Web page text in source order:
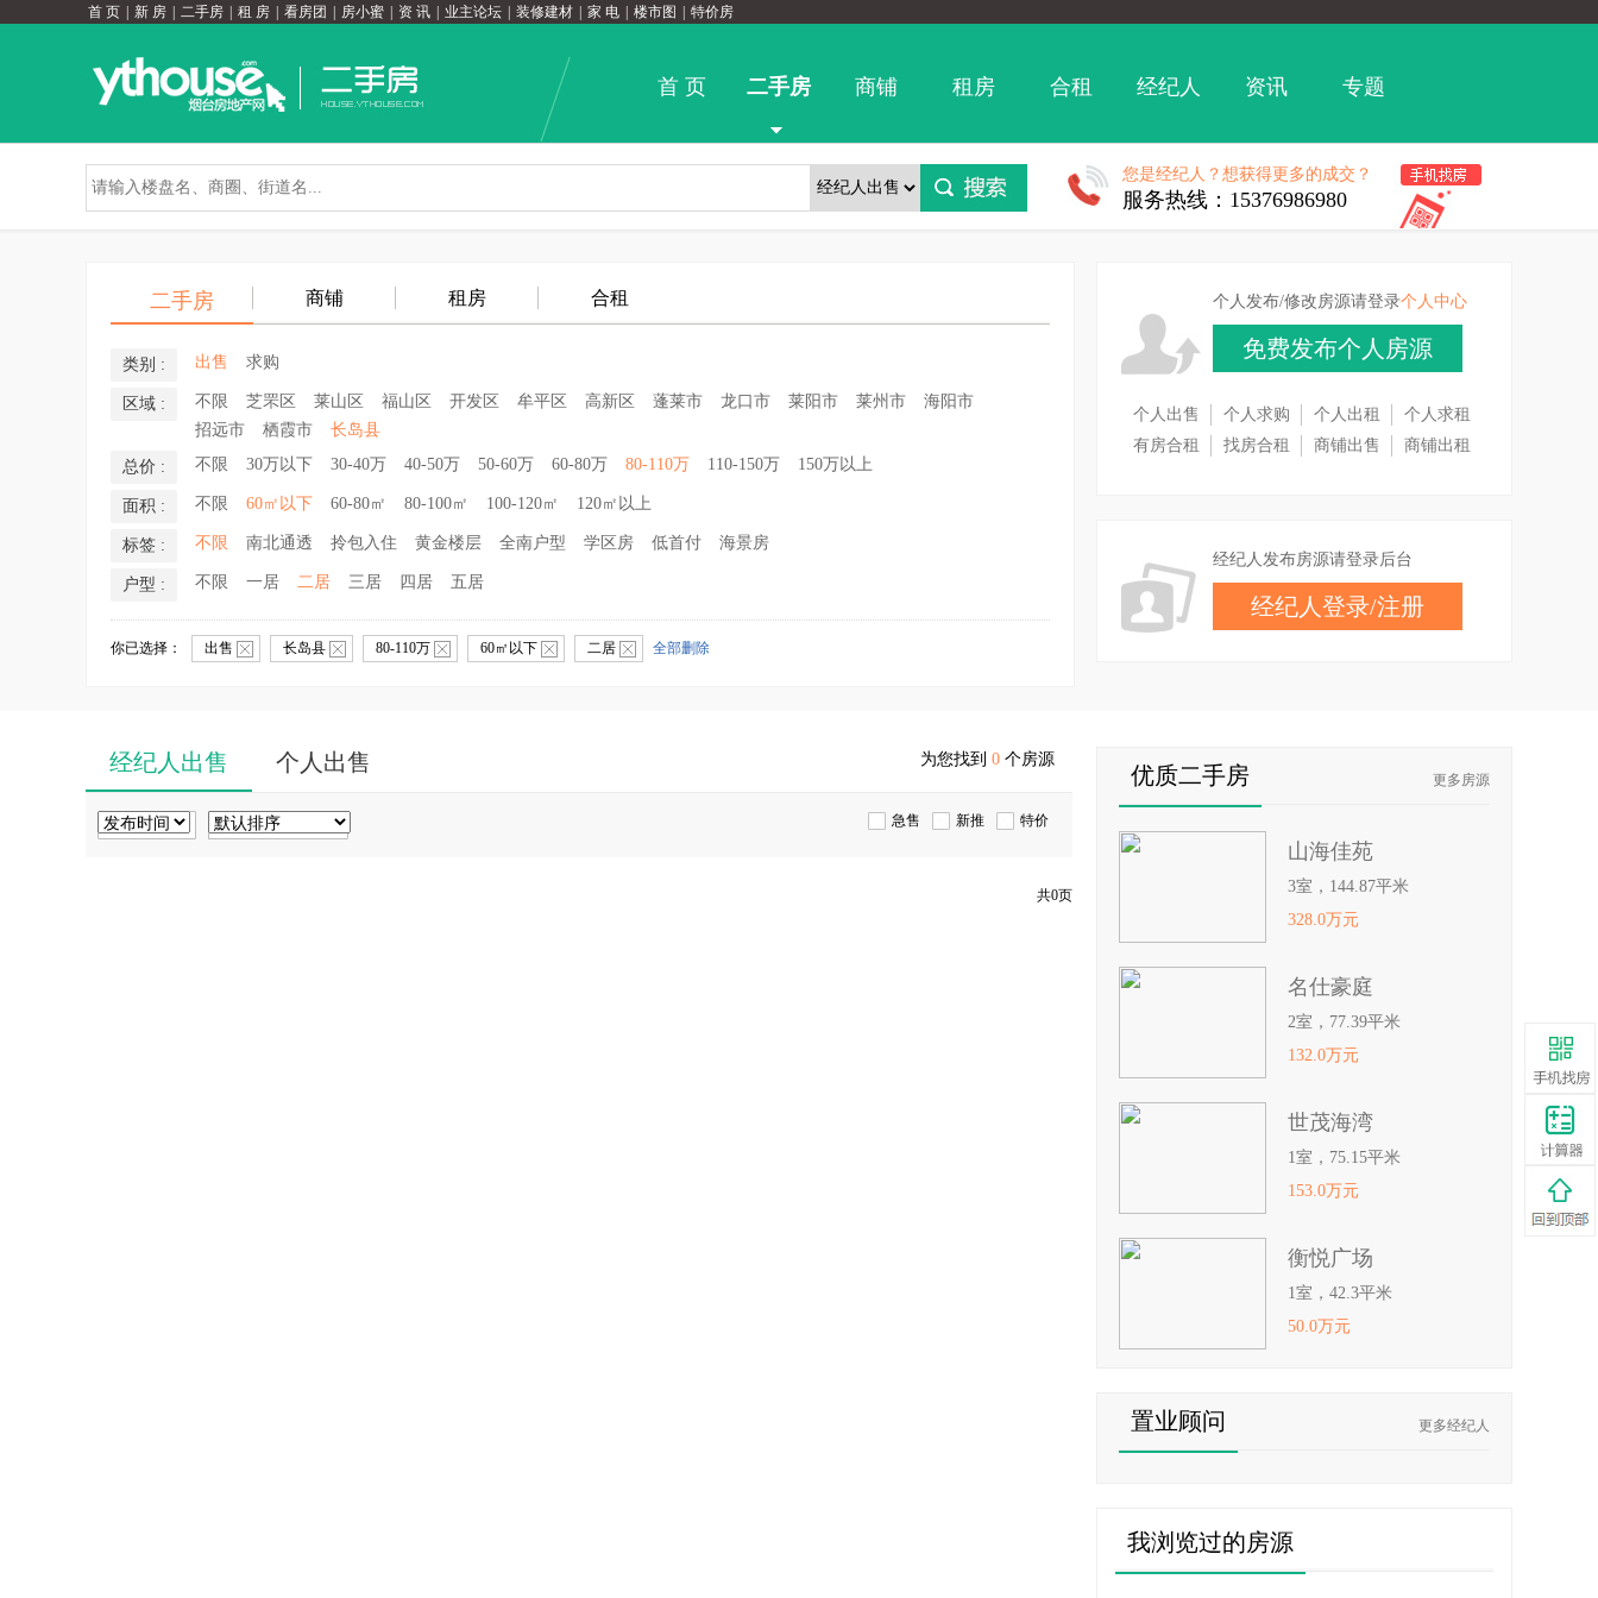
首 页 新 房 二手房 租 房 看房团 房小蜜 资 讯 业主论坛 装修建材 家 电 楼市图 特价房
首 页 二手房 商铺 租房 合租 经纪人 资讯 专题
您是经纪人？想获得更多的成交？
服务热线：15376986980
二手房 商铺 租房 合租
类别 : 出售 求购
区域 : 不限 芝罘区 莱山区 福山区 开发区 牟平区 高新区 蓬莱市 龙口市 莱阳市 莱州市
海阳市
招远市
栖霞市 长岛县
总价 : 不限 30万以下 30-40万 40-50万 50-60万 60-80万 80-110万 110-150万 150万以上
面积 : 不限 60㎡以下 60-80㎡ 80-100㎡ 100-120㎡ 120㎡以上
标签 : 不限 南北通透 拎包入住 黄金楼层 全南户型 学区房 低首付 海景房
户型 : 不限 一居 二居 三居 四居 五居
你已选择： 出售 长岛县 80-110万 60㎡以下 二居 全部删除
个人发布/修改房源请登录个人中心
免费发布个人房源
个人出售 个人求购 个人出租
个人求租
有房合租
找房合租 商铺出售 商铺出租
经纪人发布房源请登录后台
经纪人登录/注册
经纪人出售 个人出售 为您找到 0 个房源
急售 新推 特价
共0页
优质二手房 更多房源
山海佳苑
3室，144.87平米
328.0万元
名仕豪庭
2室，77.39平米
132.0万元
世茂海湾
1室，75.15平米
153.0万元
衡悦广场
1室，42.3平米
50.0万元
置业顾问 更多经纪人
我浏览过的房源